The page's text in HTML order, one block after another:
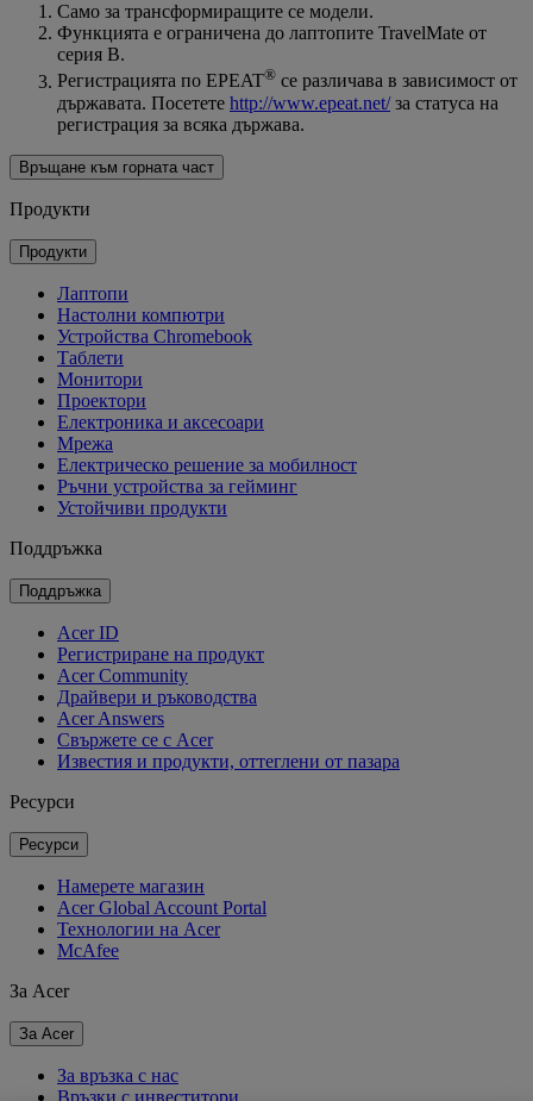
Само за трансформиращите се модели.
Функцията е ограничена до лаптопите TravelMate от
серия B.
Регистрацията по EPEAT® се различава в зависимост от
държавата. Посетете http://www.epeat.net/за статуса на
регистрация за всяка държава.
Връщане към горната част
Продукти
Продукти
Лаптопи
Настолни компютри
Устройства Chromebook
Таблети
Монитори
Проектори
Електроника и аксесоари
Мрежа
Електрическо решение за мобилност
Ръчни устройства за гейминг
Устойчиви продукти
Поддръжка
Поддръжка
Acer ID
Регистриране на продукт
Acer Community
Драйвери и ръководства
Acer Answers
Свържете се с Acer
Известия и продукти, оттеглени от пазара
Ресурси
Ресурси
Намерете магазин
Acer Global Account Portal
Технологии на Acer
McAfee
За Acer
За Acer
За връзка с нас
Връзки с инвеститори